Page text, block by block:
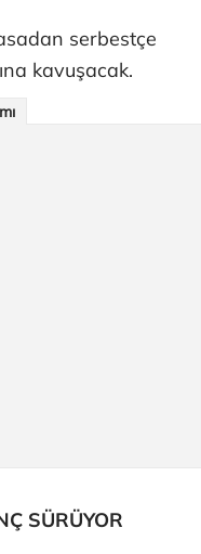
serbestçe
kavuşacak.
SÜRÜYOR